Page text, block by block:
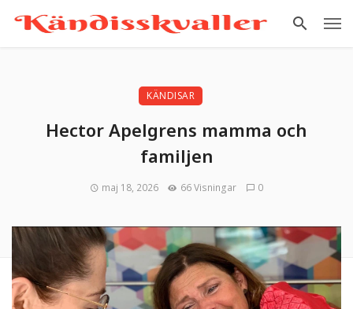
KÄNDISAR
Hector Apelgrens mamma och
familjen
maj 18, 2026 66 Visningar 0